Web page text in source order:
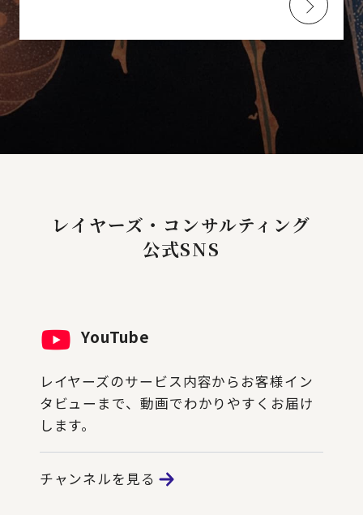
レイヤーズ・コンサルティング
公式SNS
YouTube
レイヤーズのサービス内容からお客様イン
タビューまで、動画でわかりやすくお届け
します。
チャンネルを見る